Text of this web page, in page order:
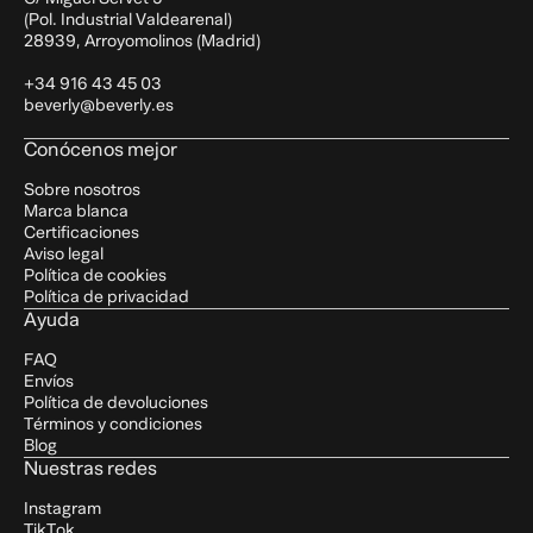
(Pol. Industrial Valdearenal)
28939, Arroyomolinos (Madrid)
+34 916 43 45 03
beverly@beverly.es
Conócenos mejor
Sobre nosotros
Marca blanca
Certificaciones
Aviso legal
Política de cookies
Política de privacidad
Ayuda
FAQ
Envíos
Política de devoluciones
Términos y condiciones
Blog
Nuestras redes
Instagram